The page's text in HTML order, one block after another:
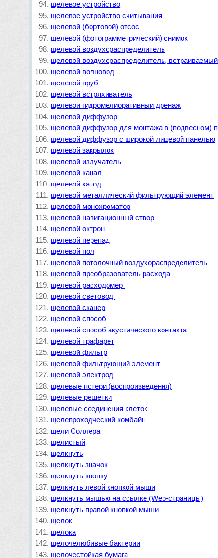
щелевое устройство
щелевое устройство считывания
щелевой (бортовой) отсос
щелевой (фотограмметрический) снимок
щелевой воздухораспределитель
щелевой воздухораспределитель,
щелевой волновод
щелевой вруб
щелевой встряхиватель
щелевой гидромелиоративный дренаж
щелевой диффузор
щелевой диффузор для монтажа в (подвесном)
щелевой диффузор с широкой лицевой панелью
щелевой закрылок
щелевой излучатель
щелевой канал
щелевой катод
щелевой металлический фильтрующий элемент
щелевой монохроматор
щелевой навигационный створ
щелевой октрон
щелевой перепад
щелевой пол
щелевой потолочный воздухораспределитель
щелевой преобразователь расхода
щелевой расходомер
щелевой световод
щелевой сканер
щелевой способ
щелевой способ акустического контакта
щелевой трафарет
щелевой фильтр
щелевой фильтрующий элемент
щелевой электрод
щелевые потери (воспроизведения)
щелевые решетки
щелевые соединения клеток
щелепроходческий комбайн
щели Соллера
щелистый
щелкнуть
щелкнуть значок
щелкнуть кнопку
щелкнуть левой кнопкой мыши
щелкнуть мышью на ссылке (Web-страницы)
щелкнуть правой кнопкой мыши
щелок
щелока
щелочелюбивые бактерии
щелочестойкая бумага